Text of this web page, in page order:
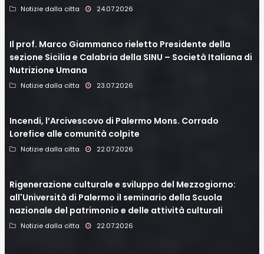
Notizie dalla citta 24.07.2026
Il prof. Marco Giammanco rieletto Presidente della
sezione Sicilia e Calabria della SINU – Società Italiana di
Nutrizione Umana
Notizie dalla citta 23.07.2026
Incendi, l’Arcivescovo di Palermo Mons. Corrado
Lorefice alle comunità colpite
Notizie dalla citta 22.07.2026
Rigenerazione culturale e sviluppo del Mezzogiorno:
all'Università di Palermo il seminario della Scuola
nazionale del patrimonio e delle attività culturali
Notizie dalla citta 22.07.2026